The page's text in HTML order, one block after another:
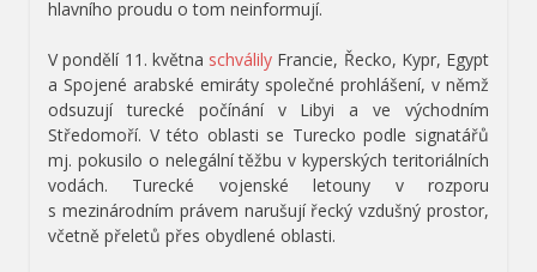
hlavního proudu o tom neinformují.
V pondělí 11. května schválily Francie, Řecko, Kypr, Egypt
a Spojené arabské emiráty společné prohlášení, v němž
odsuzují turecké počínání v Libyi a ve východním
Středomoří. V této oblasti se Turecko podle signatářů
mj. pokusilo o nelegální těžbu v kyperských teritoriálních
vodách. Turecké vojenské letouny v rozporu
s mezinárodním právem narušují řecký vzdušný prostor,
včetně přeletů přes obydlené oblasti.